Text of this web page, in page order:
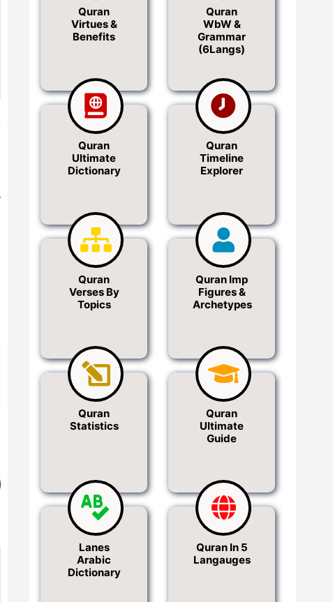
Quran
Virtues &
Benefits
Quran
WbW &
Grammar
(6Langs)
Quran
Ultimate
Dictionary
Quran
Timeline
Explorer
Quran
Verses By
Topics
Quran Imp
Figures &
Archetypes
Quran
Statistics
Quran
Ultimate
Guide
Lanes
Arabic
Dictionary
Quran In 5
Langauges